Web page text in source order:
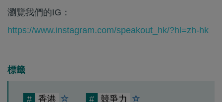
瀏覽我們的IG：
https://www.instagram.com/speakout_hk/?hl=zh-hk
標籤
# 香港 # 競爭力